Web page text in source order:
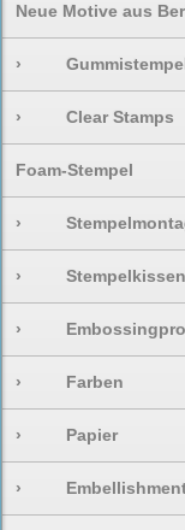
Neue Motive aus
›
› Clear Stamps
Foam-Stempel
›
› Stempelkissen
›
› Farben
› Papier
›